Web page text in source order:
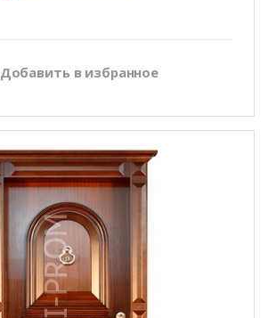
Добавить в избранное